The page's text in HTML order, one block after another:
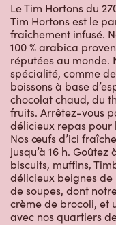
Le Tim Hortons du
Tim Hortons est le
fraîchement infusé.
100 % arabica
réputées au monde.
spécialité, comme
boissons à base
chocolat chaud, du
fruits. Arrêtez-vous
délicieux repas pour
Nos œufs d’ici
jusqu’à 16 h.
biscuits, muffins,
délicieux beignes de
de soupes, dont
crème de brocoli, et
avec nos quartiers